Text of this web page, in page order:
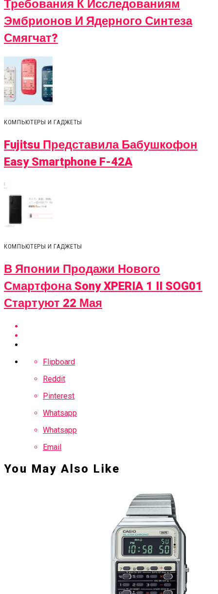
Требования К Исследованиям
Эмбрионов И Ядерного Синтеза
Смягчат?
КОМПЬЮТЕРЫ И ГАДЖЕТЫ
Fujitsu Представила Бабушкофон
Easy Smartphone F-42A
КОМПЬЮТЕРЫ И ГАДЖЕТЫ
В Японии Продажи Нового
Смартфона Sony XPERIA 1 II SOG01
Стартуют 22 Мая
Flipboard
Reddit
Pinterest
Whatsapp
Whatsapp
Email
You May Also Like